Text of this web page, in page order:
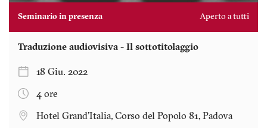
Seminario in presenza Aperto a tutti
Traduzione audiovisiva - Il sottotitolaggio
18 Giu. 2022
4 ore
Hotel Grand'Italia, Corso del Popolo 81, Padova